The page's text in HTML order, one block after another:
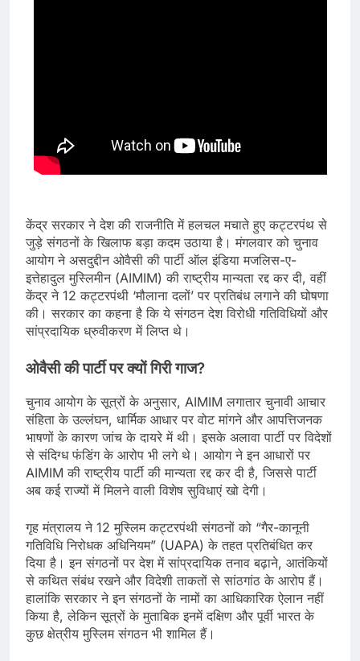
केंद्र सरकार ने देश की राजनीति में हलचल मचाते हुए कट्टरपंथ से
जुड़े संगठनों के खिलाफ बड़ा कदम उठाया है। मंगलवार को चुनाव
आयोग ने असदुद्दीन ओवैसी की पार्टी ऑल इंडिया मजलिस-ए-
इत्तेहादुल मुस्लिमीन (AIMIM) की राष्ट्रीय मान्यता रद्द कर दी, वहीं
केंद्र ने 12 कट्टरपंथी ‘मौलाना दलों’ पर प्रतिबंध लगाने की घोषणा
की। सरकार का कहना है कि ये संगठन देश विरोधी गतिविधियों और
सांप्रदायिक ध्रुवीकरण में लिप्त थे।
ओवैसी की पार्टी पर क्यों गिरी गाज?
चुनाव आयोग के सूत्रों के अनुसार, AIMIM लगातार चुनावी आचार
संहिता के उल्लंघन, धार्मिक आधार पर वोट मांगने और आपत्तिजनक
भाषणों के कारण जांच के दायरे में थी। इसके अलावा पार्टी पर विदेशों
से संदिग्ध फंडिंग के आरोप भी लगे थे। आयोग ने इन आधारों पर
AIMIM की राष्ट्रीय पार्टी की मान्यता रद्द कर दी है, जिससे पार्टी
अब कई राज्यों में मिलने वाली विशेष सुविधाएं खो देगी।
गृह मंत्रालय ने 12 मुस्लिम कट्टरपंथी संगठनों को “गैर-कानूनी
गतिविधि निरोधक अधिनियम” (UAPA) के तहत प्रतिबंधित कर
दिया है। इन संगठनों पर देश में सांप्रदायिक तनाव बढ़ाने, आतंकियों
से कथित संबंध रखने और विदेशी ताकतों से सांठगांठ के आरोप हैं।
हालांकि सरकार ने इन संगठनों के नामों का आधिकारिक ऐलान नहीं
किया है, लेकिन सूत्रों के मुताबिक इनमें दक्षिण और पूर्वी भारत के
कुछ क्षेत्रीय मुस्लिम संगठन भी शामिल हैं।